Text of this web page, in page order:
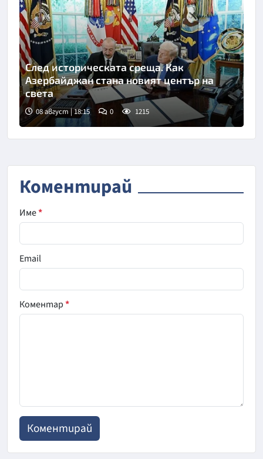
След историческата среща. Как
Азербайджан стана новият център на
света
08 август | 18:15 0 1215
Коментирай
Име*
Email
Коментар*